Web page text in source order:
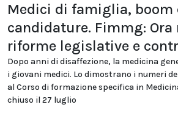
Medici di famiglia, boom
candidature. Fimmg: Ora
riforme legislative e
Dopo anni di disaffezione, la medicina
i giovani medici. Lo dimostrano i numeri
al Corso di formazione specifica in
chiuso il 27 luglio